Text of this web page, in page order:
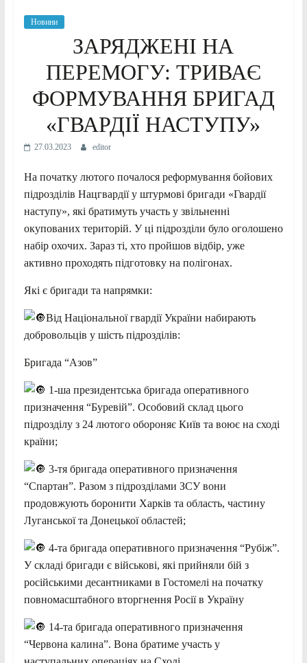
Новини
ЗАРЯДЖЕНІ НА
ПЕРЕМОГУ: ТРИВАЄ
ФОРМУВАННЯ БРИГАД
«ГВАРДІЇ НАСТУПУ»
27.03.2023 editor
На початку лютого почалося реформування бойових
підрозділів Нацгвардії у штурмові бригади «Гвардії
наступу», які братимуть участь у звільненні
окупованих територій. У ці підрозділи було оголошено
набір охочих. Зараз ті, хто пройшов відбір, уже
активно проходять підготовку на полігонах.
Які є бригади та напрямки:
Від Національної гвардії України набирають
добровольців у шість підрозділів:
Бригада “Азов”
1-ша президентська бригада оперативного
призначення “Буревій”. Особовий склад цього
підрозділу з 24 лютого обороняє Київ та воює на сході
країни;
3-тя бригада оперативного призначення
“Спартан”. Разом з підрозділами ЗСУ вони
продовжують боронити Харків та область, частину
Луганської та Донецької областей;
4-та бригада оперативного призначення “Рубіж”.
У складі бригади є військові, які прийняли бій з
російськими десантниками в Гостомелі на початку
повномасштабного вторгнення Росії в Україну
14-та бригада оперативного призначення
“Червона калина”. Вона братиме участь у